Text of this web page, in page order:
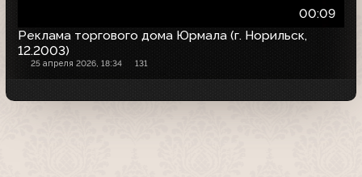
00:09
Реклама торгового дома Юрмала (г. Норильск,
12.2003)
25 апреля 2026, 18:34 131